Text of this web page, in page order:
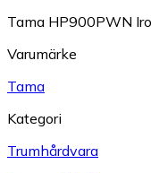
Tama HP900PWN
Varumärke
Tama
Kategori
Trumhårdvara